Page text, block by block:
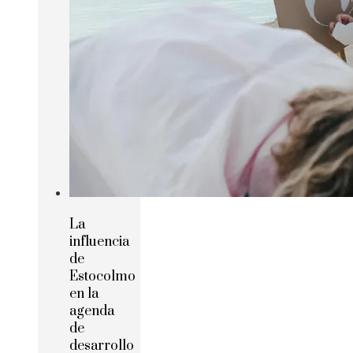
La
influencia
de
Estocolmo
en la
agenda
de
desarrollo